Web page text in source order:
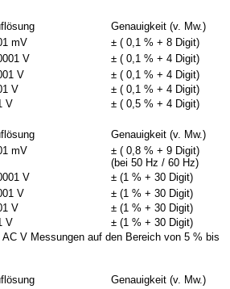
Genauigkeit (v. Mw.)
mV
± ( 0,1 % + 8 Digit)
V
± ( 0,1 % + 4 Digit)
V
± ( 0,1 % + 4 Digit)
V
± ( 0,1 % + 4 Digit)
V
± ( 0,5 % + 4 Digit)
Genauigkeit (v. Mw.)
mV
± ( 0,8 % + 9 Digit)
(bei 50 Hz / 60 Hz)
V
± (1 % + 30 Digit)
V
± (1 % + 30 Digit)
V
± (1 % + 30 Digit)
V
± (1 % + 30 Digit)
V Messungen auf den Bereich von 5 % bis
Genauigkeit (v. Mw.)